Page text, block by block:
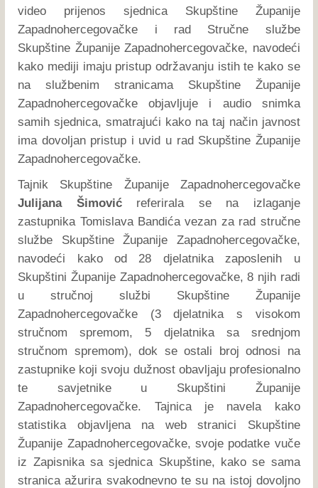
video prijenos sjednica Skupštine Županije
Zapadnohercegovačke i rad Stručne službe
Skupštine Županije Zapadnohercegovačke, navodeći
kako mediji imaju pristup održavanju istih te kako se
na službenim stranicama Skupštine Županije
Zapadnohercegovačke objavljuje i audio snimka
samih sjednica, smatrajući kako na taj način javnost
ima dovoljan pristup i uvid u rad Skupštine Županije
Zapadnohercegovačke.
Tajnik Skupštine Županije Zapadnohercegovačke
Julijana Šimovićreferirala se na izlaganje
zastupnika Tomislava Bandića vezan za rad stručne
službe Skupštine Županije Zapadnohercegovačke,
navodeći kako od 28 djelatnika zaposlenih u
Skupštini Županije Zapadnohercegovačke, 8 njih radi
u stručnoj službi Skupštine Županije
Zapadnohercegovačke (3 djelatnika s visokom
stručnom spremom, 5 djelatnika sa srednjom
stručnom spremom), dok se ostali broj odnosi na
zastupnike koji svoju dužnost obavljaju profesionalno
te savjetnike u Skupštini Županije
Zapadnohercegovačke. Tajnica je navela kako
statistika objavljena na web stranici Skupštine
Županije Zapadnohercegovačke, svoje podatke vuče
iz Zapisnika sa sjednica Skupštine, kako se sama
stranica ažurira svakodnevno te su na istoj dovoljno